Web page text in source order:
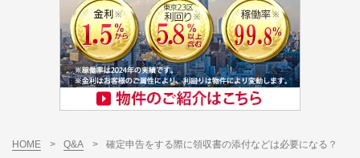
HOME > Q&A > 確定申告をする際に領収書の添付などは必要になる？